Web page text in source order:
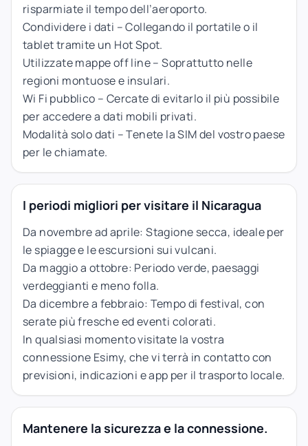
risparmiate il tempo dell’aeroporto.
Condividere i dati – Collegando il portatile o il
tablet tramite un Hot Spot.
Utilizzate mappe off line – Soprattutto nelle
regioni montuose e insulari.
Wi Fi pubblico – Cercate di evitarlo il più possibile
per accedere a dati mobili privati.
Modalità solo dati – Tenete la SIM del vostro paese
per le chiamate.
I periodi migliori per visitare il Nicaragua
Da novembre ad aprile: Stagione secca, ideale per
le spiagge e le escursioni sui vulcani.
Da maggio a ottobre: Periodo verde, paesaggi
verdeggianti e meno folla.
Da dicembre a febbraio: Tempo di festival, con
serate più fresche ed eventi colorati.
In qualsiasi momento visitate la vostra
connessione Esimy, che vi terrà in contatto con
previsioni, indicazioni e app per il trasporto locale.
Mantenere la sicurezza e la connessione.